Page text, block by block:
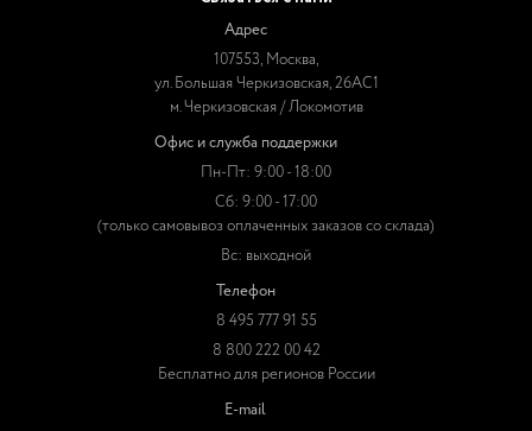
Адрес
107553, Москва,
ул. Большая Черкизовская, 26АС1
м. Черкизовская / Локомотив
Офис и служба поддержки
Пн-Пт: 9:00 - 18:00
Сб: 9:00 - 17:00
(только самовывоз оплаченных заказов со склада)
Вс: выходной
Телефон
8 495 777 91 55
8 800 222 00 42
Бесплатно для регионов России
E-mail